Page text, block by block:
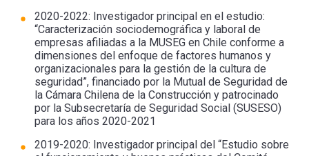
2020-2022: Investigador principal en el estudio:
“Caracterización sociodemográfica y laboral de
empresas afiliadas a la MUSEG en Chile conforme a
dimensiones del enfoque de factores humanos y
organizacionales para la gestión de la cultura de
seguridad”, financiado por la Mutual de Seguridad de
la Cámara Chilena de la Construcción y patrocinado
por la Subsecretaría de Seguridad Social (SUSESO)
para los años 2020-2021
2019-2020: Investigador principal del “Estudio sobre